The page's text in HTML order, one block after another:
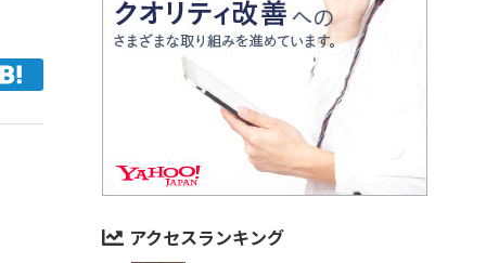
アクセスランキング